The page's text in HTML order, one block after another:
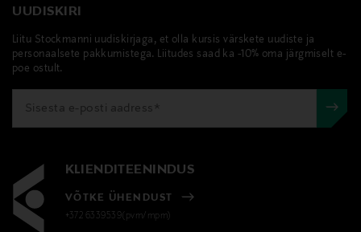
UUDISKIRI
Liitu Stockmanni uudiskirjaga, et olla kursis värskete uudiste ja
personaalsete pakkumistega. Liitudes saad ka -10% oma järgmiselt e-
poe ostult.
KLIENDITEENINDUS
VÕTKE ÜHENDUST
+372 6339539(pvm/mpm)